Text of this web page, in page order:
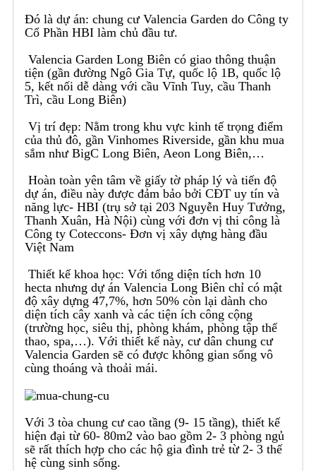
Đó là dự án: chung cư Valencia Garden do Công ty
Cổ Phần HBI làm chủ đầu tư.
Valencia Garden Long Biên có giao thông thuận
tiện (gần đường Ngô Gia Tự, quốc lộ 1B, quốc lộ
5, kết nối dễ dàng với cầu Vĩnh Tuy, cầu Thanh
Trì, cầu Long Biên)
Vị trí đẹp: Nằm trong khu vực kinh tế trọng điểm
của thủ đô, gần Vinhomes Riverside, gần khu mua
sắm như BigC Long Biên, Aeon Long Biên,…
Hoàn toàn yên tâm về giấy tờ pháp lý và tiến độ
dự án, điều này được đảm bảo bởi CĐT uy tín và
năng lực- HBI (trụ sở tại 203 Nguyễn Huy Tưởng,
Thanh Xuân, Hà Nội) cùng với đơn vị thi công là
Công ty Coteccons- Đơn vị xây dựng hàng đầu
Việt Nam
Thiết kế khoa học: Với tổng diện tích hơn 10
hecta nhưng dự án Valencia Long Biên chỉ có mật
độ xây dựng 47,7%, hơn 50% còn lại dành cho
diện tích cây xanh và các tiện ích công cộng
(trường học, siêu thị, phòng khám, phòng tập thể
thao, spa,…). Với thiết kế này, cư dân chung cư
Valencia Garden sẽ có được không gian sống vô
cùng thoáng và thoải mái.
Với 3 tòa chung cư cao tầng (9- 15 tầng), thiết kế
hiện đại từ 60- 80m2 vào bao gồm 2- 3 phòng ngủ
sẽ rất thích hợp cho các hộ gia đình trẻ từ 2- 3 thế
hệ cùng sinh sống.